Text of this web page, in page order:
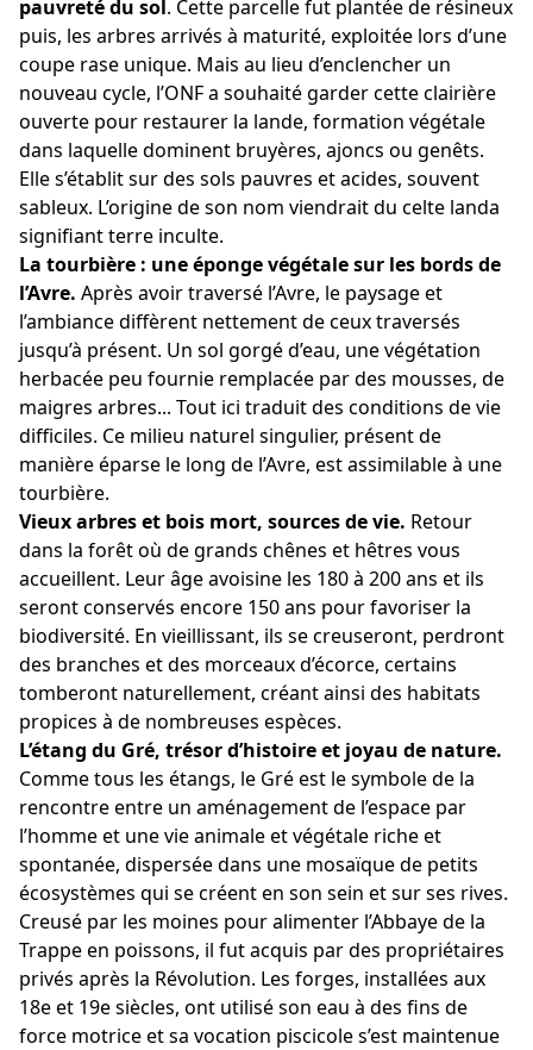
pauvreté du sol . Cette parcelle fut plantée de résineux
puis, les arbres arrivés à maturité, exploitée lors d’une
coupe rase unique. Mais au lieu d’enclencher un
nouveau cycle, l’ONF a souhaité garder cette clairière
ouverte pour restaurer la lande, formation végétale
dans laquelle dominent bruyères, ajoncs ou genêts.
Elle s’établit sur des sols pauvres et acides, souvent
sableux. L’origine de son nom viendrait du celte landa
signifiant terre inculte.
La tourbière : une éponge végétale sur les bords de
l’Avre. Après avoir traversé l’Avre, le paysage et
l’ambiance diffèrent nettement de ceux traversés
jusqu’à présent. Un sol gorgé d’eau, une végétation
herbacée peu fournie remplacée par des mousses, de
maigres arbres... Tout ici traduit des conditions de vie
difficiles. Ce milieu naturel singulier, présent de
manière éparse le long de l’Avre, est assimilable à une
tourbière.
Vieux arbres et bois mort, sources de vie. Retour
dans la forêt où de grands chênes et hêtres vous
accueillent. Leur âge avoisine les 180 à 200 ans et ils
seront conservés encore 150 ans pour favoriser la
biodiversité. En vieillissant, ils se creuseront, perdront
des branches et des morceaux d’écorce, certains
tomberont naturellement, créant ainsi des habitats
propices à de nombreuses espèces.
L’étang du Gré, trésor d’histoire et joyau de nature.
Comme tous les étangs, le Gré est le symbole de la
rencontre entre un aménagement de l’espace par
l’homme et une vie animale et végétale riche et
spontanée, dispersée dans une mosaïque de petits
écosystèmes qui se créent en son sein et sur ses rives.
Creusé par les moines pour alimenter l’Abbaye de la
Trappe en poissons, il fut acquis par des propriétaires
privés après la Révolution. Les forges, installées aux
18e et 19e siècles, ont utilisé son eau à des fins de
force motrice et sa vocation piscicole s’est maintenue